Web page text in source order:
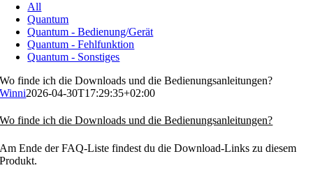
All
Quantum
Quantum - Bedienung/Gerät
Quantum - Fehlfunktion
Quantum - Sonstiges
Wo finde ich die Downloads und die Bedienungsanleitungen?
Winni2026-04-30T17:29:35+02:00
Wo finde ich die Downloads und die Bedienungsanleitungen?
Am Ende der FAQ-Liste findest du die Download-Links zu diesem
Produkt.